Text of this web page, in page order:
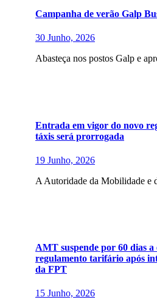
Campanha de verão Galp
30 Junho, 2026
Abasteça nos postos Galp e
Entrada em vigor do novo
táxis será prorrogada
19 Junho, 2026
A Autoridade da Mobilidade e
AMT suspende por 60 dias
regulamento tarifário após
da FPT
15 Junho, 2026